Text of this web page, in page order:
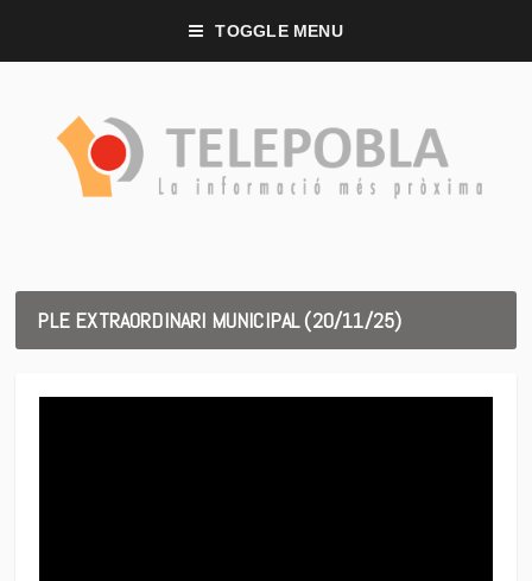
TOGGLE MENU
PLE EXTRAORDINARI MUNICIPAL (20/11/25)